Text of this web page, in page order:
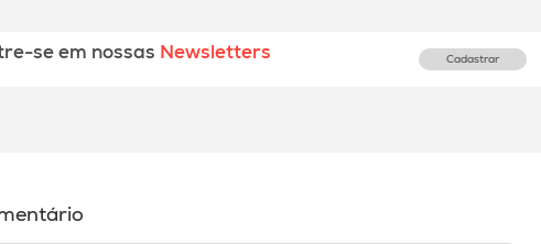
se em nossas Newsletters Cadastrar